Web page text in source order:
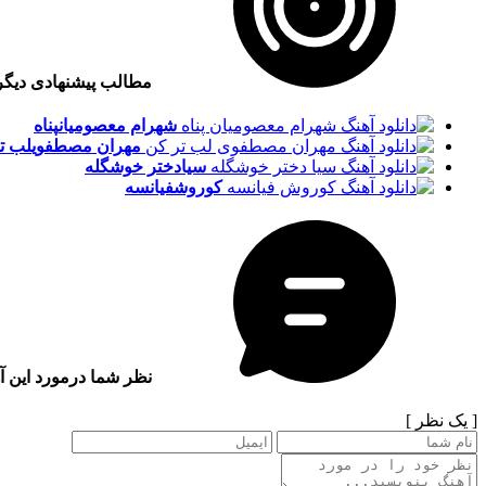
مطالب پیشنهادی
شهرام معصومیانپناه
مهران مصطفویلب
سیادختر خوشگله
کوروشفیانسه
نظر شما درمورد این
[ یک نظر ]